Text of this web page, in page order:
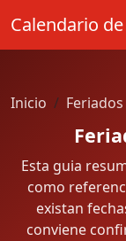
Calendario
Inicio Feriados
Esta guia
como
existan
conviene